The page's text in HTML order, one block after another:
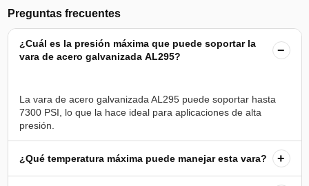
Preguntas frecuentes
¿Cuál es la presión máxima que puede soportar la
vara de acero galvanizada AL295?
−
La vara de acero galvanizada AL295 puede soportar hasta
7300 PSI, lo que la hace ideal para aplicaciones de alta
¿Qué temperatura máxima puede manejar esta vara? +